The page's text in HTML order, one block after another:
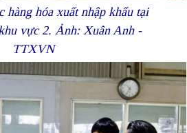
hàng hóa xuất nhập khẩu tại
vực 2. Ảnh: Xuân Anh -
TTXVN